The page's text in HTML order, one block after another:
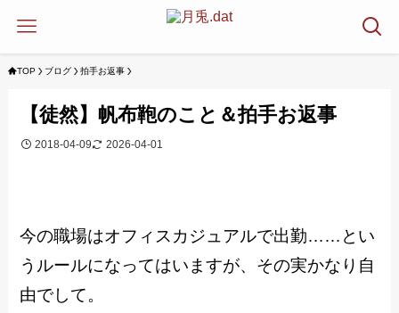
TOP ブログ 拍手お返事
【徒然】帆布鞄のこと＆拍手お返事
2018-04-09 2026-04-01
今の職場はオフィスカジュアルで出勤……とい
うルールになってはいますが、その実かなり自
由でして。